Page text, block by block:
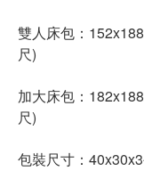
雙人床包：
尺)
加大床包：
尺)
包裝尺寸：